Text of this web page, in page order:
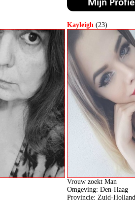
Kayleigh (23)
Vrouw zoekt Man
Omgeving: Den-Haag
Provincie: Zuid-Holland